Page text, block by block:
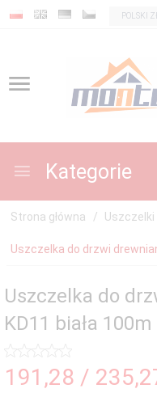
currency_h
POLSKI
Kategorie
Strona główna Uszczelki
Uszczelka do drzwi
Uszczelka do
KD11 biała 100m
191,28 /